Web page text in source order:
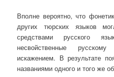
Вполне вероятно, что
других тюрских языков
средствами русского
несвойственные
искажением. В результате
названиями одного и того же